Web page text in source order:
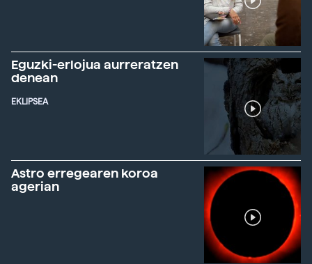
Eguzki-erlojua aurreratzen
denean
EKLIPSEA
Astro erregearen koroa
agerian